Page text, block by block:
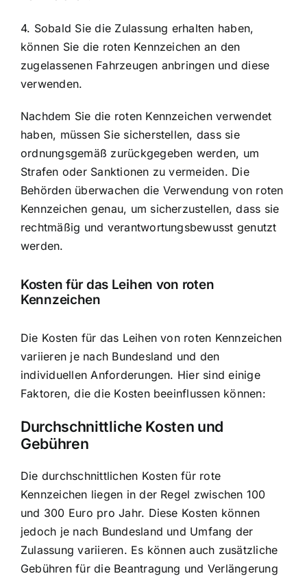
4. Sobald Sie die Zulassung erhalten haben,
können Sie die roten Kennzeichen an den
zugelassenen Fahrzeugen anbringen und diese
verwenden.
Nachdem Sie die roten Kennzeichen verwendet
haben, müssen Sie sicherstellen, dass sie
ordnungsgemäß zurückgegeben werden, um
Strafen oder Sanktionen zu vermeiden. Die
Behörden überwachen die Verwendung von roten
Kennzeichen genau, um sicherzustellen, dass sie
rechtmäßig und verantwortungsbewusst genutzt
werden.
Kosten für das Leihen von roten
Kennzeichen
Die Kosten für das Leihen von roten Kennzeichen
variieren je nach Bundesland und den
individuellen Anforderungen. Hier sind einige
Faktoren, die die Kosten beeinflussen können:
Durchschnittliche Kosten und
Gebühren
Die durchschnittlichen Kosten für rote
Kennzeichen liegen in der Regel zwischen 100
und 300 Euro pro Jahr. Diese Kosten können
jedoch je nach Bundesland und Umfang der
Zulassung variieren. Es können auch zusätzliche
Gebühren für die Beantragung und Verlängerung